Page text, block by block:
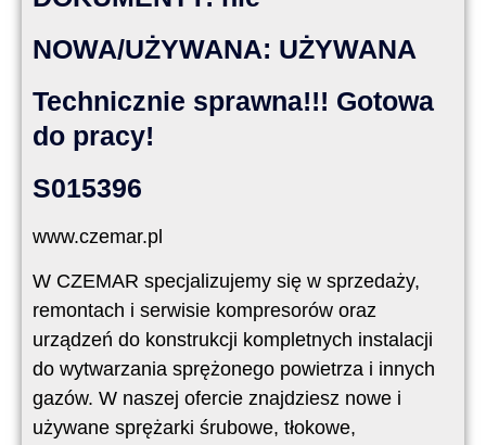
NOWA/UŻYWANA: UŻYWANA
Technicznie sprawna!!! Gotowa
do pracy!
S015396
www.czemar.pl
W CZEMAR specjalizujemy się w sprzedaży,
remontach i serwisie kompresorów oraz
urządzeń do konstrukcji kompletnych instalacji
do wytwarzania sprężonego powietrza i innych
gazów. W naszej ofercie znajdziesz nowe i
używane sprężarki śrubowe, tłokowe,